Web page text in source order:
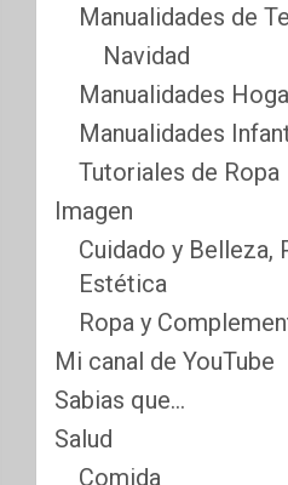
Manualidades de
Navidad
Manualidades
Manualidades
Tutoriales de Ropa
Imagen
Cuidado y Belleza,
Estética
Ropa y
Mi canal de YouTube
Sabias que…
Salud
Comida